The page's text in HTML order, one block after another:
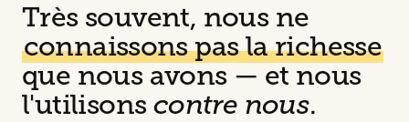
Très souvent, nous ne
connaissons pas la richesse
que nous avons — et nous
l'utilisons contre nous.